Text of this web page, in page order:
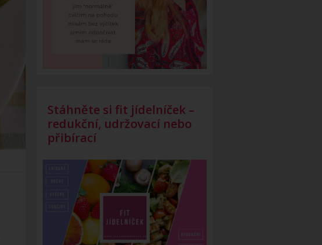
Stáhněte si fit jídelníček –
redukční, udržovací nebo
přibírací